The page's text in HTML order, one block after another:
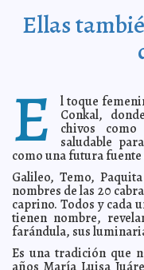
2011-03-09 18:56:37 Se
Guillermo Barrera Fernandez
Ingresa
2011-03-09 17:38:13 Mesas de
necesidades sociales A7
2011-03-09 17:33:36 Próxima ley
Congreso A7
Sigue
según Forbes A7
2011-03-09 16:43:34 Miércoles
Barrera Fernandez
2011-03-09 12:58:10 Pronósticos
Internet y lanza "Juega y
2011-03-09 12:35:23 Alegre
Ellas
E l toque
Conkal,
chivos
saludable
como una futura
Galileo, Temo,
nombres de las 20
caprino. Todos y cada
tienen nombre,
farándula, sus
Es una tradición que
años María Luisa